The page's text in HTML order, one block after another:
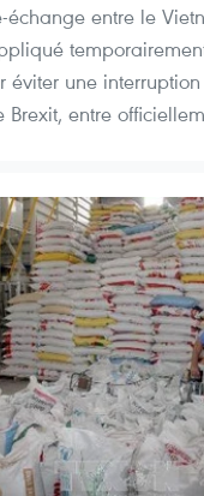
échange entre le
éviter une
entre